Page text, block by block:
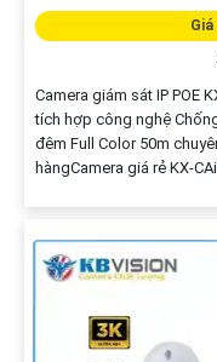
Camera giám sát IP POE
tích hợp công nghệ
đêm Full Color 50m
hàngCamera giá rẻ KX-